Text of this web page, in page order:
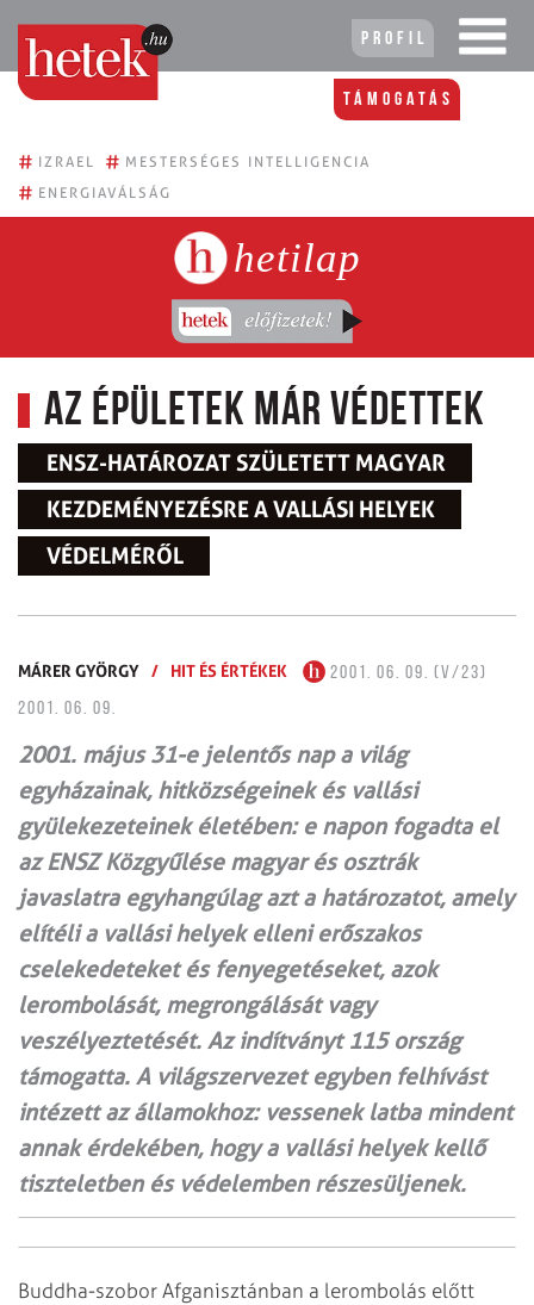
Profil
Támogatás
# IZRAEL # MESTERSÉGES INTELLIGENCIA
# ENERGIAVÁLSÁG
hetilap
Az épületek már védettek
ENSZ-HATÁROZAT SZÜLETETT MAGYAR
KEZDEMÉNYEZÉSRE A VALLÁSI HELYEK
VÉDELMÉRŐL
MÁRER GYÖRGY / HIT ÉS ÉRTÉKEK
2001. 06. 09. (V/23)
2001. 06. 09.
2001. május 31-e jelentős nap a világ
egyházainak, hitközségeinek és vallási
gyülekezeteinek életében: e napon fogadta el
az ENSZ Közgyűlése magyar és osztrák
javaslatra egyhangúlag azt a határozatot, amely
elítéli a vallási helyek elleni erőszakos
cselekedeteket és fenyegetéseket, azok
lerombolását, megrongálását vagy
veszélyeztetését. Az indítványt 115 ország
támogatta. A világszervezet egyben felhívást
intézett az államokhoz: vessenek latba mindent
annak érdekében, hogy a vallási helyek kellő
tiszteletben és védelemben részesüljenek.
Buddha-szobor Afganisztánban a lerombolás előtt